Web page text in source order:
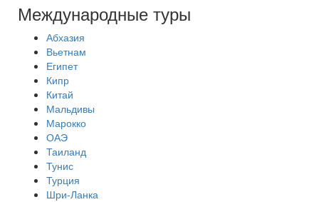
Международные туры
Абхазия
Вьетнам
Египет
Кипр
Китай
Мальдивы
Марокко
ОАЭ
Таиланд
Тунис
Турция
Шри-Ланка